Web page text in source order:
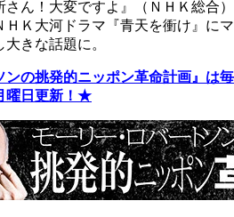
ん！大変ですよ』（ＮＨＫ総合）
Ｋ大河ドラマ『青天を衝け』にマ
きな話題に。
の挑発的ニッポン革命計画』は毎
曜日更新！★